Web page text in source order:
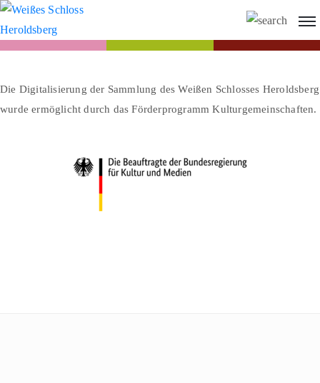
Die Digitalisierung der Sammlung des Weißen Schlosses Heroldsberg
wurde ermöglicht durch das Förderprogramm Kulturgemeinschaften.